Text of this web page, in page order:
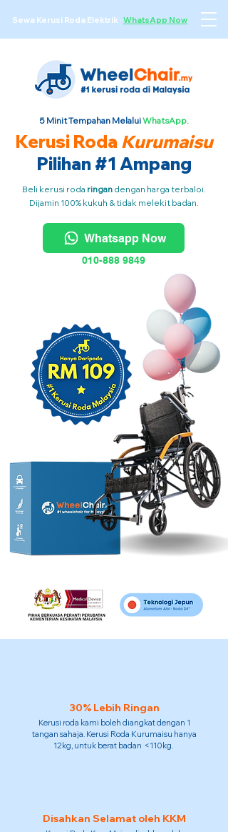
Sewa Kerusi Roda Elektrik · WhatsApp Now
5 Minit Tempahan MelaluiWhatsApp.
Kerusi Roda Kurumaisu
Pilihan #1 Ampang
Beli kerusi roda ringan dengan harga terbaloi.
Dijamin 100% kukuh & tidak melekit badan.
Whatsapp Now
010-888 9849
30% Lebih Ringan
Kerusi roda kami boleh diangkat dengan 1
tangan sahaja. Kerusi Roda Kurumaisu hanya
12kg, untuk berat badan <110kg.
Disahkan Selamat oleh KKM